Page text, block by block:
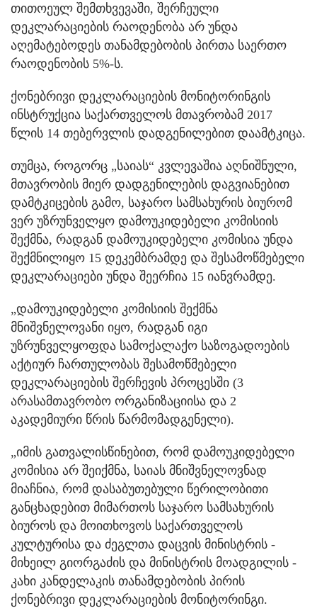
თითოეულ შემთხვევაში, შერჩეული
დეკლარაციების რაოდენობა არ უნდა
აღემატებოდეს თანამდებობის პირთა საერთო
რაოდენობის 5%-ს.
ქონებრივი დეკლარაციების მონიტორინგის
ინსტრუქცია საქართველოს მთავრობამ 2017
წლის 14 თებერვლის დადგენილებით დაამტკიცა.
თუმცა, როგორც „საიას“ კვლევაშია აღნიშნული,
მთავრობის მიერ დადგენილების დაგვიანებით
დამტკიცების გამო, საჯარო სამსახურის ბიურომ
ვერ უზრუნველყო დამოუკიდებელი კომისიის
შექმნა, რადგან დამოუკიდებელი კომისია უნდა
შექმნილიყო 15 დეკემბრამდე და შესამოწმებელი
დეკლარაციები უნდა შეერჩია 15 იანვრამდე.
„დამოუკიდებელი კომისიის შექმნა
მნიშვნელოვანი იყო, რადგან იგი
უზრუნველყოფდა სამოქალაქო საზოგადოების
აქტიურ ჩართულობას შესამოწმებელი
დეკლარაციების შერჩევის პროცესში (3
არასამთავრობო ორგანიზაციისა და 2
აკადემიური წრის წარმომადგენელი).
„იმის გათვალისწინებით, რომ დამოუკიდებელი
კომისია არ შეიქმნა, საიას მნიშვნელოვნად
მიაჩნია, რომ დასაბუთებული წერილობითი
განცხადებით მიმართოს საჯარო სამსახურის
ბიუროს და მოითხოვოს საქართველოს
კულტურისა და ძეგლთა დაცვის მინისტრის -
მიხეილ გიორგაძის და მინისტრის მოადგილის -
კახი კანდელაკის თანამდებობის პირის
ქონებრივი დეკლარაციების მონიტორინგი.